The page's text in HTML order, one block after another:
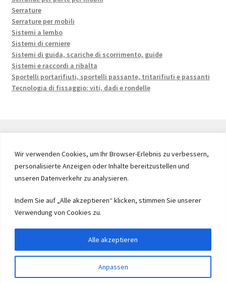
Wir verwenden Cookies, um Ihr Browser-Erlebnis zu verbessern,
personalisierte Anzeigen oder Inhalte bereitzustellen und
unseren Datenverkehr zu analysieren.
Indem Sie auf „Alle akzeptieren“ klicken, stimmen Sie unserer
Verwendung von Cookies zu.
Anpassen
Alle akzeptieren
Serrature
Serrature per mobili
Sistemi a lembo
Sistemi di cerniere
Sistemi di guida, scariche di scorrimento, guide
Sistemi e raccordi a ribalta
Sportelli portarifiuti, sportelli passante, tritarifiuti e passanti
Tecnologia di fissaggio: viti, dadi e rondelle
© 2026 by UMAXO Germany, member of the ERUON Group.
High quality Fittings, mechanical Components and